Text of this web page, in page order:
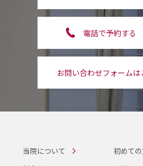
電話で予約する
お問い合わせフォームは
当院について
初めて